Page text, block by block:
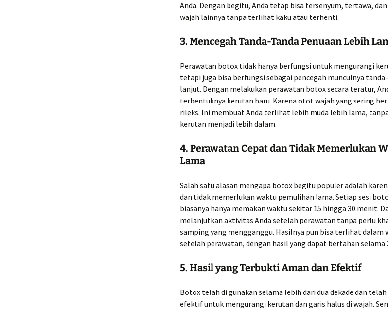
Anda. Dengan begitu, Anda tetap bisa tersenyum, tertawa,
wajah lainnya tanpa terlihat kaku atau terhenti.
3. Mencegah Tanda-Tanda Penuaan Lebih
Perawatan botox tidak hanya berfungsi untuk mengurangi
tetapi juga bisa berfungsi sebagai pencegah munculnya
lanjut. Dengan melakukan perawatan botox secara teratur,
terbentuknya kerutan baru. Karena otot wajah yang sering
rileks. Ini membuat Anda terlihat lebih muda lebih lama,
kerutan menjadi lebih dalam.
4. Perawatan Cepat dan Tidak Memerlukan
Lama
Salah satu alasan mengapa botox begitu populer adalah
dan tidak memerlukan waktu pemulihan lama. Setiap sesi
biasanya hanya memakan waktu sekitar 15 hingga 30 menit.
melanjutkan aktivitas Anda setelah perawatan tanpa perlu
samping yang mengganggu. Hasilnya pun bisa terlihat dalam
setelah perawatan, dengan hasil yang dapat bertahan selama
5. Hasil yang Terbukti Aman dan Efektif
Botox telah di gunakan selama lebih dari dua dekade dan
efektif untuk mengurangi kerutan dan garis halus di wajah.